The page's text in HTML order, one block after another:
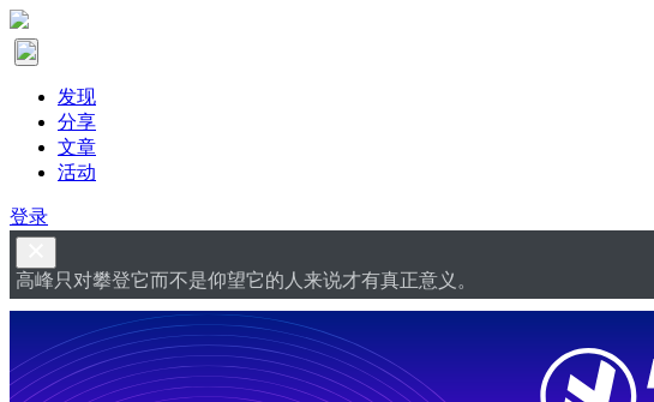
发现
分享
文章
活动
登录
高峰只对攀登它而不是仰望它的人来说才有真正意义。